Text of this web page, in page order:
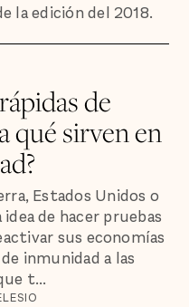
la edición del 2018.
de
qué sirven en
Estados Unidos o
de hacer pruebas
sus economías
inmunidad a las
t...